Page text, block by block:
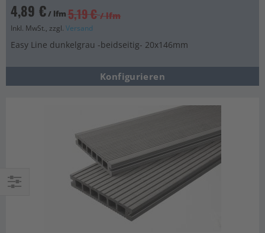
4,89 €/ lfm 5,19 € / lfm
Inkl. MwSt., zzgl. Versand
Easy Line dunkelgrau -beidseitig- 20x146mm
Konfigurieren